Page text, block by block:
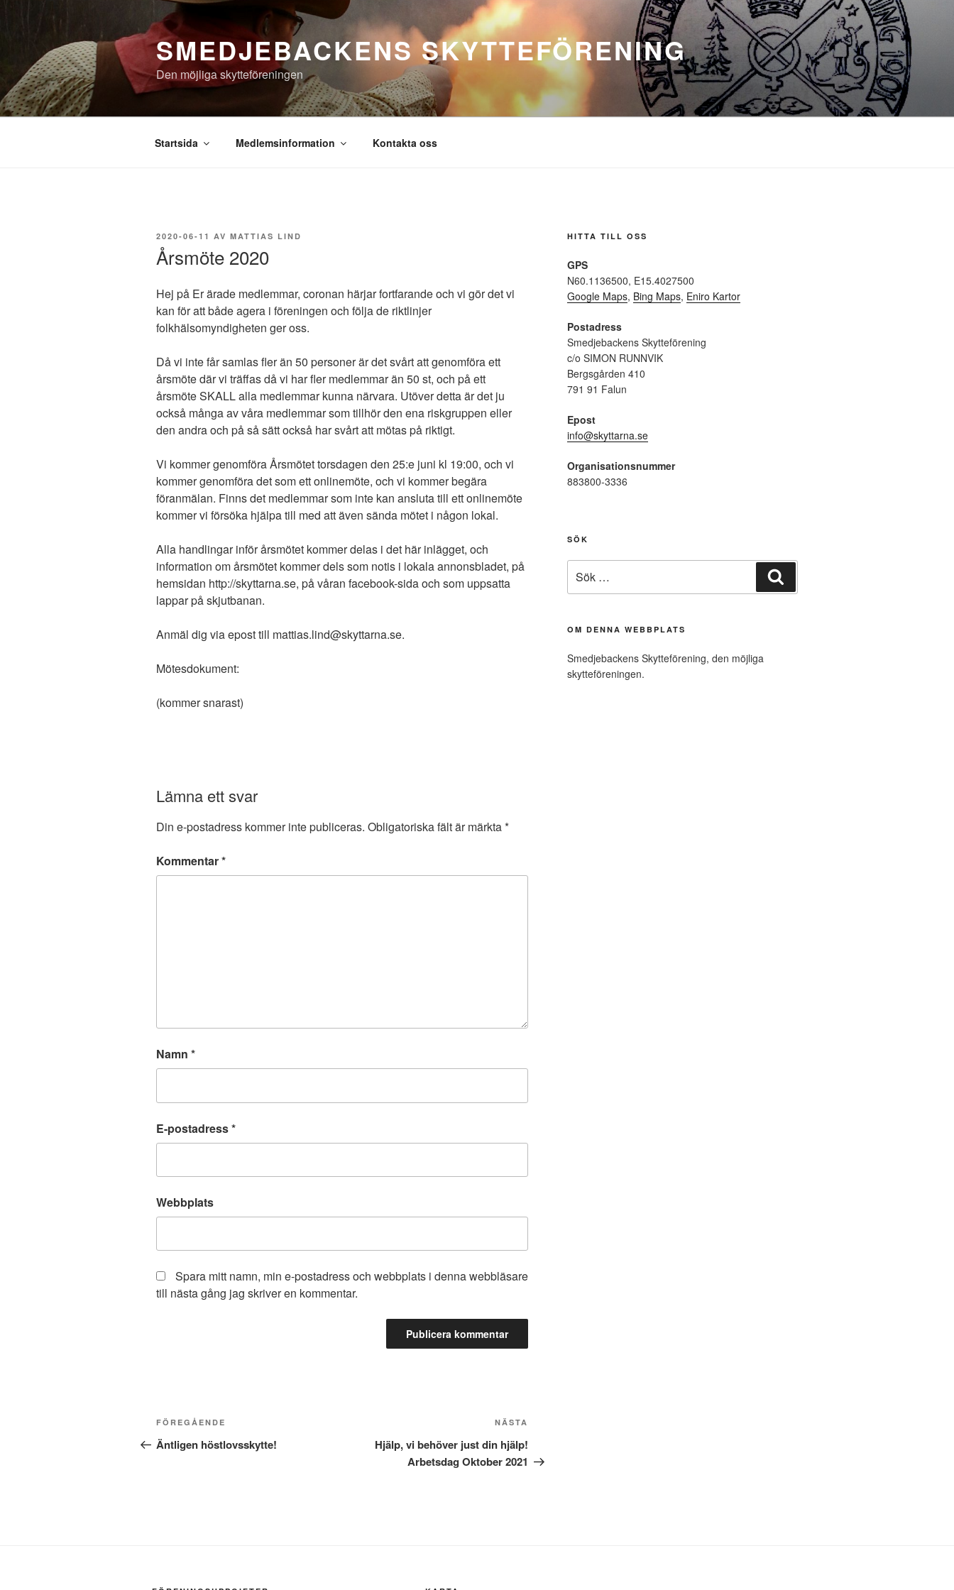
SMEDJEBACKENS SKYTTEFÖRENING
Den möjliga skytteföreningen
Startsida Medlemsinformation Kontakta oss
PUBLICERAT
2020-06-11 AV MATTIAS LIND
Årsmöte 2020
Hej på Er ärade medlemmar, coronan härjar fortfarande och vi gör det vi
kan för att både agera i föreningen och följa de riktlinjer
folkhälsomyndigheten ger oss.
Då vi inte får samlas fler än 50 personer är det svårt att genomföra ett
årsmöte där vi träffas då vi har fler medlemmar än 50 st, och på ett
årsmöte SKALL alla medlemmar kunna närvara. Utöver detta är det ju
också många av våra medlemmar som tillhör den ena riskgruppen eller
den andra och på så sätt också har svårt att mötas på riktigt.
Vi kommer genomföra Årsmötet torsdagen den 25:e juni kl 19:00, och vi
kommer genomföra det som ett onlinemöte, och vi kommer begära
föranmälan. Finns det medlemmar som inte kan ansluta till ett onlinemöte
kommer vi försöka hjälpa till med att även sända mötet i någon lokal.
Alla handlingar inför årsmötet kommer delas i det här inlägget, och
information om årsmötet kommer dels som notis i lokala annonsbladet, på
hemsidan http://skyttarna.se, på våran facebook-sida och som uppsatta
lappar på skjutbanan.
Anmäl dig via epost till mattias.lind@skyttarna.se.
Mötesdokument:
(kommer snarast)
Lämna ett svar
Din e-postadress kommer inte publiceras. Obligatoriska fält är märkta*
Kommentar*
Namn *
E-postadress*
Webbplats
Spara mitt namn, min e-postadress och webbplats i denna webbläsare
till nästa gång jag skriver en kommentar.
Inläggsnavigering
Föregående
inlägg
FÖREGÅENDE
Äntligen höstlovsskytte!
NÄSTA
Hjälp, vi behöver just din hjälp!
Arbetsdag Oktober 2021
HITTA TILL OSS
GPS
N60.1136500, E15.4027500
Google Maps, Bing Maps, Eniro Kartor
Postadress
Smedjebackens Skytteförening
c/o SIMON RUNNVIK
Bergsgården 410
791 91 Falun
Epost
info@skyttarna.se
Organisationsnummer
883800-3336
SÖK
efter:
OM DENNA WEBBPLATS
Smedjebackens Skytteförening, den möjliga
skytteföreningen.